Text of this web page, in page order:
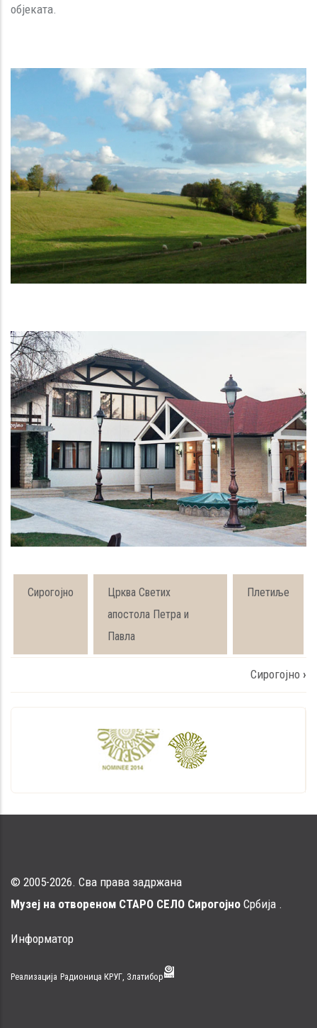
објеката.
Сирогојно
Црква Светих
апостола Петра и
Павла
Плетиље
Сирогојно ›
© 2005-2026. Сва права задржана
Музеј на отвореном СТАРО СЕЛО Сирогојно Србија .
Информатор
Реализација Радионица КРУГ, Златибор